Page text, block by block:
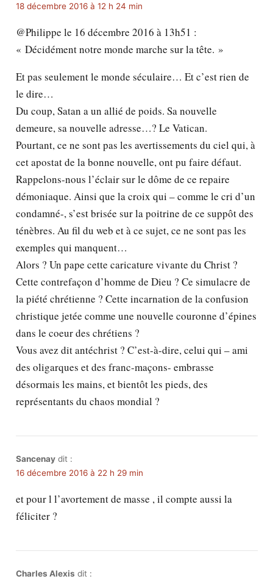
18 décembre 2016 à 12 h 24 min
@Philippe le 16 décembre 2016 à 13h51 :
« Décidément notre monde marche sur la tête. »
Et pas seulement le monde séculaire… Et c’est rien de
le dire…
Du coup, Satan a un allié de poids. Sa nouvelle
demeure, sa nouvelle adresse…? Le Vatican.
Pourtant, ce ne sont pas les avertissements du ciel qui, à
cet apostat de la bonne nouvelle, ont pu faire défaut.
Rappelons-nous l’éclair sur le dôme de ce repaire
démoniaque. Ainsi que la croix qui – comme le cri d’un
condamné-, s’est brisée sur la poitrine de ce suppôt des
ténèbres. Au fil du web et à ce sujet, ce ne sont pas les
exemples qui manquent…
Alors ? Un pape cette caricature vivante du Christ ?
Cette contrefaçon d’homme de Dieu ? Ce simulacre de
la piété chrétienne ? Cette incarnation de la confusion
christique jetée comme une nouvelle couronne d’épines
dans le coeur des chrétiens ?
Vous avez dit antéchrist ? C’est-à-dire, celui qui – ami
des oligarques et des franc-maçons- embrasse
désormais les mains, et bientôt les pieds, des
représentants du chaos mondial ?
Sancenay dit :
16 décembre 2016 à 22 h 29 min
et pour l l’avortement de masse , il compte aussi la
féliciter ?
Charles Alexis dit :